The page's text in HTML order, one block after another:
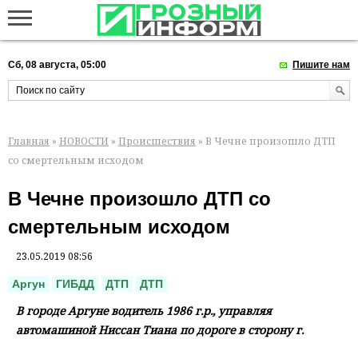
Сб, 08 августа, 05:00 Пишите нам
Главная » НОВОСТИ » Происшествия » В Чечне произошло ДТП
со смертельным исходом
В Чечне произошло ДТП со
смертельным исходом
23.05.2019 08:56
Аргун ГИБДД ДТП ДТП
В городе Аргуне водитель 1986 г.р., управляя
автомашиной Ниссан Тиана по дороге в сторону г.